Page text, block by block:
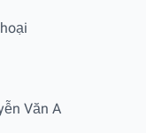
Văn A